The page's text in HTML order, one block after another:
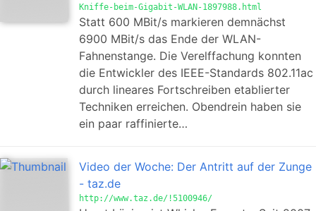
Kniffe-beim-Gigabit-WLAN-1897988.html
Statt 600 MBit/s markieren demnächst
6900 MBit/s das Ende der WLAN-
Fahnenstange. Die Verelffachung konnten
die Entwickler des IEEE-Standards 802.11ac
durch lineares Fortschreiben etablierter
Techniken erreichen. Obendrein haben sie
ein paar raffinierte…
Video der Woche: Der Antritt auf der Zunge
- taz.de
http://www.taz.de/!5100946/